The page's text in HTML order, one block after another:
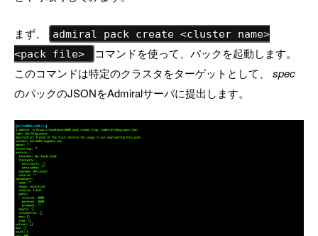
まず、
admiral pack create <cluster name>
<pack file>
コマンドを使って、パックを起動します。
このコマンドは特定のクラスタをターゲットとして、 spec
のパックのJSONをAdmiralサーバに提出します。